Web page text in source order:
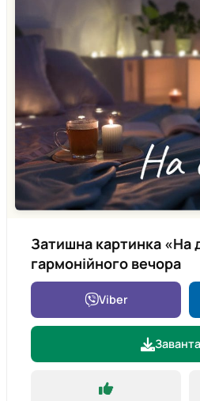
Затишна картинка «На
гармонійного вечора
Viber